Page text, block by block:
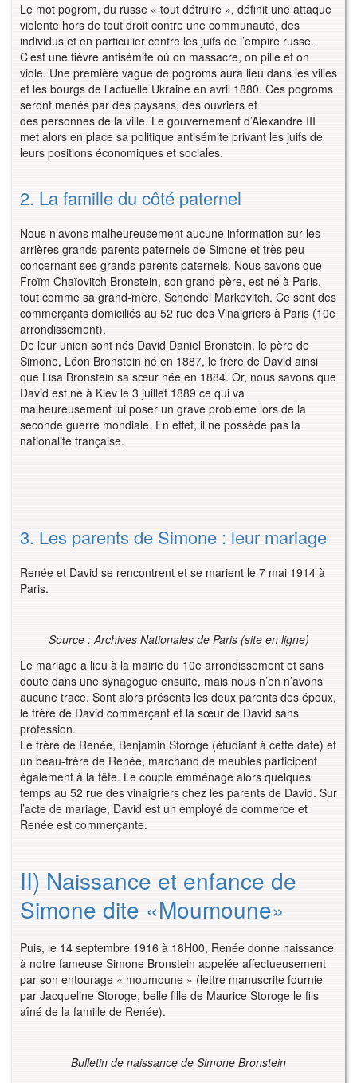
Le mot pogrom, du russe « tout détruire », définit une attaque
violente hors de tout droit contre une communauté, des
individus et en particulier contre les juifs de l’empire russe.
C’est une fièvre antisémite où on massacre, on pille et on
viole. Une première vague de pogroms aura lieu dans les villes
et les bourgs de l’actuelle Ukraine en avril 1880. Ces pogroms
seront menés par des paysans, des ouvriers et
des personnes de la ville. Le gouvernement d’Alexandre III
met alors en place sa politique antisémite privant les juifs de
leurs positions économiques et sociales.
2. La famille du côté paternel
Nous n’avons malheureusement aucune information sur les
arrières grands-parents paternels de Simone et très peu
concernant ses grands-parents paternels. Nous savons que
Froïm Chaïovitch Bronstein, son grand-père, est né à Paris,
tout comme sa grand-mère, Schendel Markevitch. Ce sont des
commerçants domiciliés au 52 rue des Vinaigriers à Paris (10e
arrondissement).
De leur union sont nés David Daniel Bronstein, le père de
Simone, Léon Bronstein né en 1887, le frère de David ainsi
que Lisa Bronstein sa sœur née en 1884. Or, nous savons que
David est né à Kiev le 3 juillet 1889 ce qui va
malheureusement lui poser un grave problème lors de la
seconde guerre mondiale. En effet, il ne possède pas la
nationalité française.
3. Les parents de Simone : leur mariage
Renée et David se rencontrent et se marient le 7 mai 1914 à
Paris.
Source : Archives Nationales de Paris (site en ligne)
Le mariage a lieu à la mairie du 10e arrondissement et sans
doute dans une synagogue ensuite, mais nous n’en n’avons
aucune trace. Sont alors présents les deux parents des époux,
le frère de David commerçant et la sœur de David sans
profession.
Le frère de Renée, Benjamin Storoge (étudiant à cette date) et
un beau-frère de Renée, marchand de meubles participent
également à la fête. Le couple emménage alors quelques
temps au 52 rue des vinaigriers chez les parents de David. Sur
l’acte de mariage, David est un employé de commerce et
Renée est commerçante.
II) Naissance et enfance de
Simone dite «Moumoune»
Puis, le 14 septembre 1916 à 18H00, Renée donne naissance
à notre fameuse Simone Bronstein appelée affectueusement
par son entourage « moumoune » (lettre manuscrite fournie
par Jacqueline Storoge, belle fille de Maurice Storoge le fils
aîné de la famille de Renée).
Bulletin de naissance de Simone Bronstein